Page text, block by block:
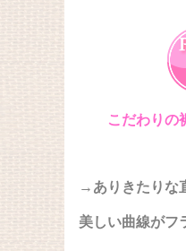
こだわりの
→ありきたりな
美しい曲線がフ